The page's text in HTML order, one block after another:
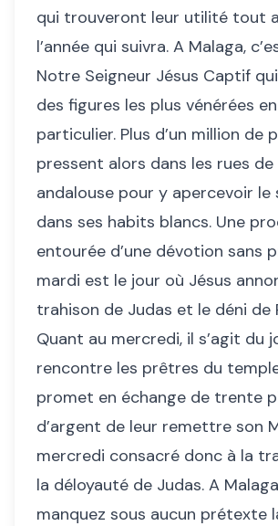
qui trouveront leur utilité tout
l’année qui suivra. A Malaga,
Notre Seigneur Jésus Captif
des figures les plus vénérées
particulier. Plus d’un million de
pressent alors dans les rues
andalouse pour y apercevoir le
dans ses habits blancs. Une
entourée d’une dévotion sans
mardi est le jour où Jésus
trahison de Judas et le déni de
Quant au mercredi, il s’agit du
rencontre les prêtres du
promet en échange de trente
d’argent de leur remettre son
mercredi consacré donc à la
la déloyauté de Judas. A
manquez sous aucun prétexte